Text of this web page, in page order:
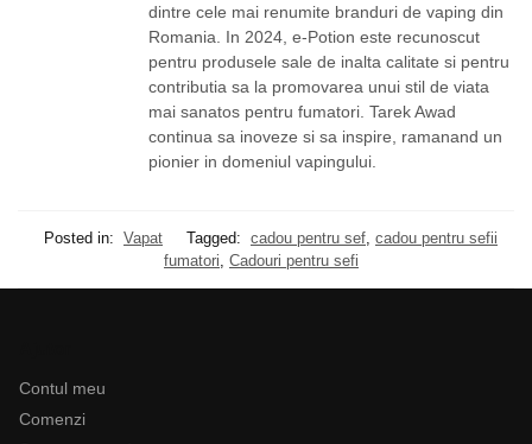
dintre cele mai renumite branduri de vaping din
Romania. In 2024, e-Potion este recunoscut
pentru produsele sale de inalta calitate si pentru
contributia sa la promovarea unui stil de viata
mai sanatos pentru fumatori. Tarek Awad
continua sa inoveze si sa inspire, ramanand un
pionier in domeniul vapingului.
Posted in: Vapat Tagged: cadou pentru sef cadou pentru sefii
fumatori Cadouri pentru sefi
Contul meu
Comenzi